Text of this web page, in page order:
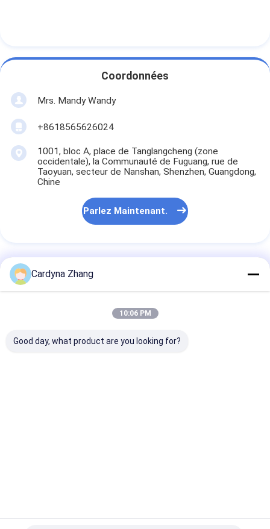
Coordonnées
Mrs. Mandy Wandy
+8618565626024
1001, bloc A, place de Tanglangcheng (zone
occidentale), la Communauté de Fuguang, rue de
Taoyuan, secteur de Nanshan, Shenzhen, Guangdong,
Chine
Parlez Maintenant.
Tableau blanc interactif
panneau futé 3840x2160
Cardyna Zhang
10:06 PM
Good day, what product are you looking for?